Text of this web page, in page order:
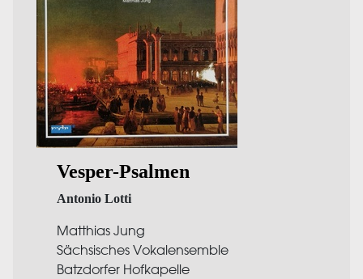
Vesper-Psalmen
Antonio Lotti
Matthias Jung
Sächsisches Vokalensemble
Batzdorfer Hofkapelle